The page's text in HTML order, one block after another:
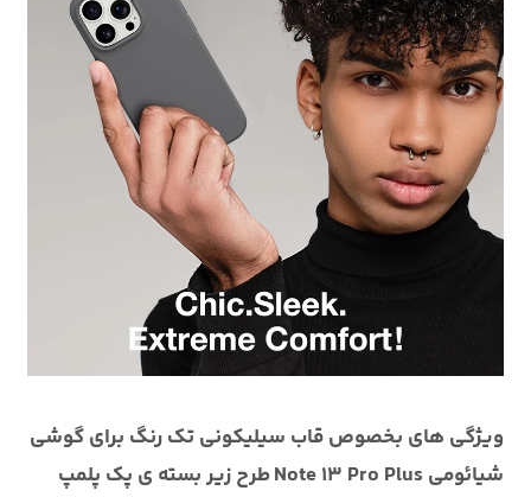
ویژگی های بخصوص قاب سیلیکونی تک رنگ برای گوشی
شیائومی Note 13 Pro Plus طرح زیر بسته ی پک پلمپ